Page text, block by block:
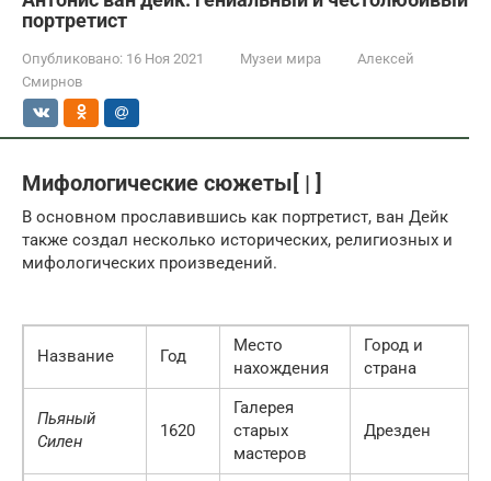
портретист
Опубликовано: 16 Ноя 2021 Музеи мира
Алексей
Смирнов
Мифологические сюжеты[ | ]
В основном прославившись как портретист, ван Дейк
также создал несколько исторических, религиозных и
мифологических произведений.
Название Год
Место
нахождения
Город и
страна
Пьяный
Силен
1620
Галерея
старых
мастеров
Дрезден